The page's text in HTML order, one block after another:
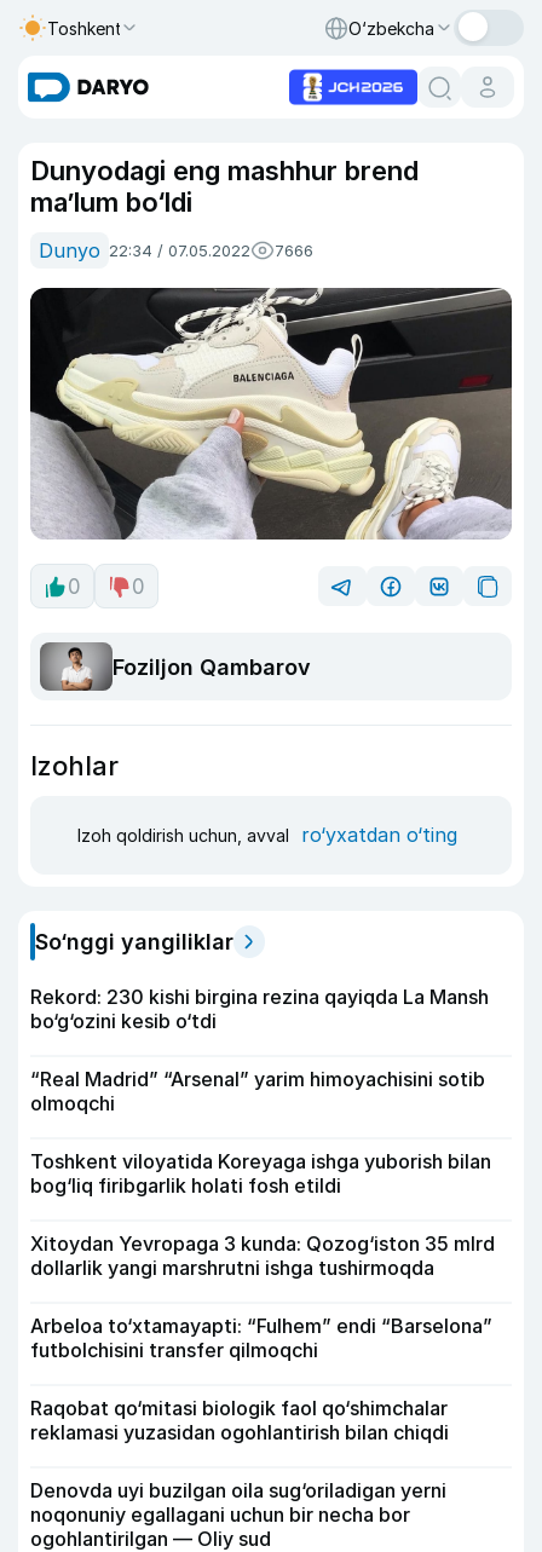
Toshkent O‘zbekcha
Dunyodagi eng mashhur brend
ma’lum bo‘ldi
Dunyo 22:34 / 07.05.2022 7666
0 0
Foziljon Qambarov
Izohlar
Izoh qoldirish uchun, avval ro‘yxatdan o‘ting
So‘nggi yangiliklar
Rekord: 230 kishi birgina rezina qayiqda La Mansh
bo‘g‘ozini kesib o‘tdi
“Real Madrid” “Arsenal” yarim himoyachisini sotib
olmoqchi
Toshkent viloyatida Koreyaga ishga yuborish bilan
bog‘liq firibgarlik holati fosh etildi
Xitoydan Yevropaga 3 kunda: Qozog‘iston 35 mlrd
dollarlik yangi marshrutni ishga tushirmoqda
Arbeloa to‘xtamayapti: “Fulhem” endi “Barselona”
futbolchisini transfer qilmoqchi
Raqobat qo‘mitasi biologik faol qo‘shimchalar
reklamasi yuzasidan ogohlantirish bilan chiqdi
Denovda uyi buzilgan oila sug‘oriladigan yerni
noqonuniy egallagani uchun bir necha bor
ogohlantirilgan — Oliy sud